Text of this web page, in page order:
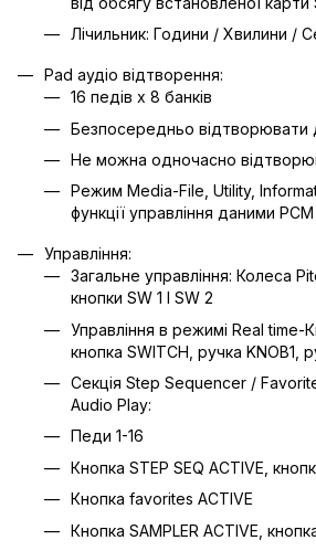
Лічильник: Години / Хвилини /
Pad аудіо відтворення:
16 педів х 8 банків
Безпосередньо відтворювати
Не можна одночасно
Режим Media-File, Utility,
функції управління даними PCM
Управління:
Загальне управління: Колеса
кнопки SW 1 І SW 2
Управління в режимі Real time-
кнопка SWITCH, ручка KNOB1,
Секція Step Sequencer /
Audio Play:
Педи 1-16
Кнопка STEP SEQ ACTIVE,
Кнопка favorites ACTIVE
Кнопка SAMPLER ACTIVE,